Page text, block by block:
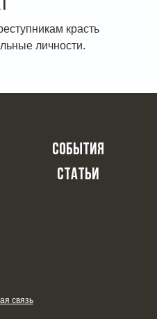
красть
личности.
СОБЫТИЯ
СТАТЬИ
связь